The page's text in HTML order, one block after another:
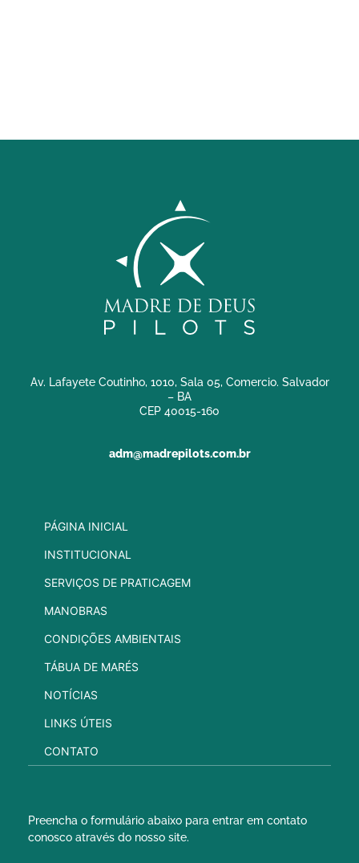
Av. Lafayete Coutinho, 1010, Sala 05, Comercio. Salvador
– BA
CEP 40015-160
adm@madrepilots.com.br
PÁGINA INICIAL
INSTITUCIONAL
SERVIÇOS DE PRATICAGEM
MANOBRAS
CONDIÇÕES AMBIENTAIS
TÁBUA DE MARÉS
NOTÍCIAS
LINKS ÚTEIS
CONTATO
Preencha o formulário abaixo para entrar em contato
conosco através do nosso site.